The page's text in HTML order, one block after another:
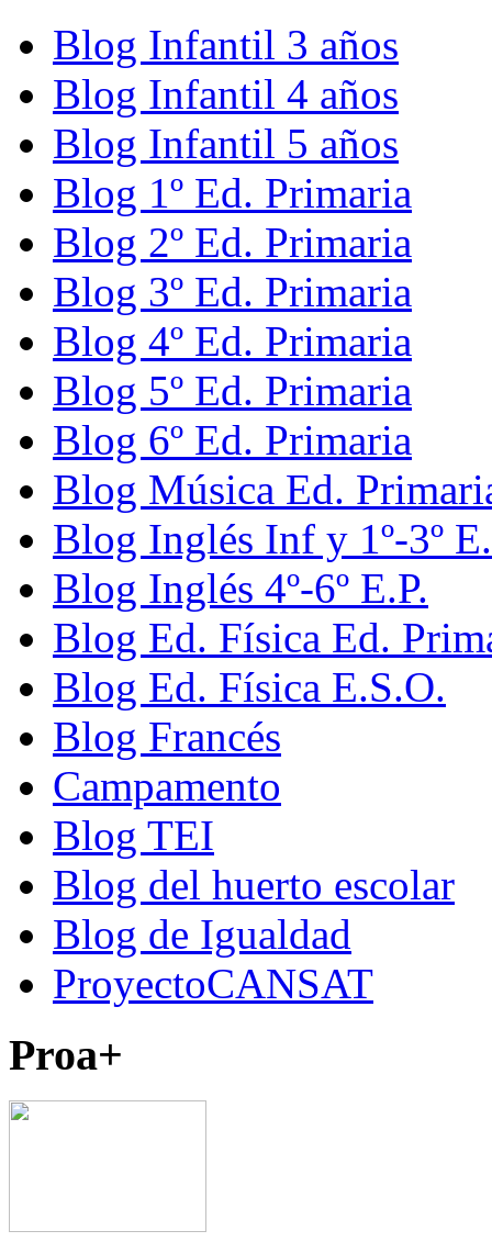
Blog Infantil 3 años
Blog Infantil 4 años
Blog Infantil 5 años
Blog 1º Ed. Primaria
Blog 2º Ed. Primaria
Blog 3º Ed. Primaria
Blog 4º Ed. Primaria
Blog 5º Ed. Primaria
Blog 6º Ed. Primaria
Blog Música Ed.
Blog Inglés Inf y 1º-3º
Blog Inglés 4º-6º E.P.
Blog Ed. Física Ed.
Blog Ed. Física E.S.O.
Blog Francés
Campamento
Blog TEI
Blog del huerto escolar
Blog de Igualdad
ProyectoCANSAT
Proa+